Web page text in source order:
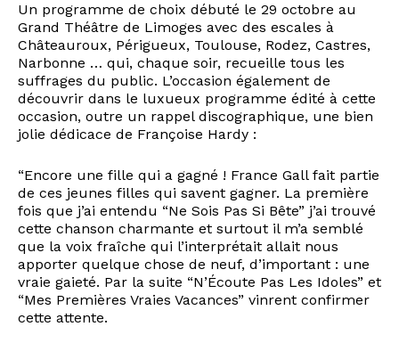
Un programme de choix débuté le 29 octobre au
Grand Théâtre de Limoges avec des escales à
Châteauroux, Périgueux, Toulouse, Rodez, Castres,
Narbonne … qui, chaque soir, recueille tous les
suffrages du public. L’occasion également de
découvrir dans le luxueux programme édité à cette
occasion, outre un rappel discographique, une bien
jolie dédicace de Françoise Hardy :
“Encore une fille qui a gagné ! France Gall fait partie
de ces jeunes filles qui savent gagner. La première
fois que j’ai entendu “Ne Sois Pas Si Bête” j’ai trouvé
cette chanson charmante et surtout il m’a semblé
que la voix fraîche qui l’interprétait allait nous
apporter quelque chose de neuf, d’important : une
vraie gaieté. Par la suite “N’Écoute Pas Les Idoles” et
“Mes Premières Vraies Vacances” vinrent confirmer
cette attente.